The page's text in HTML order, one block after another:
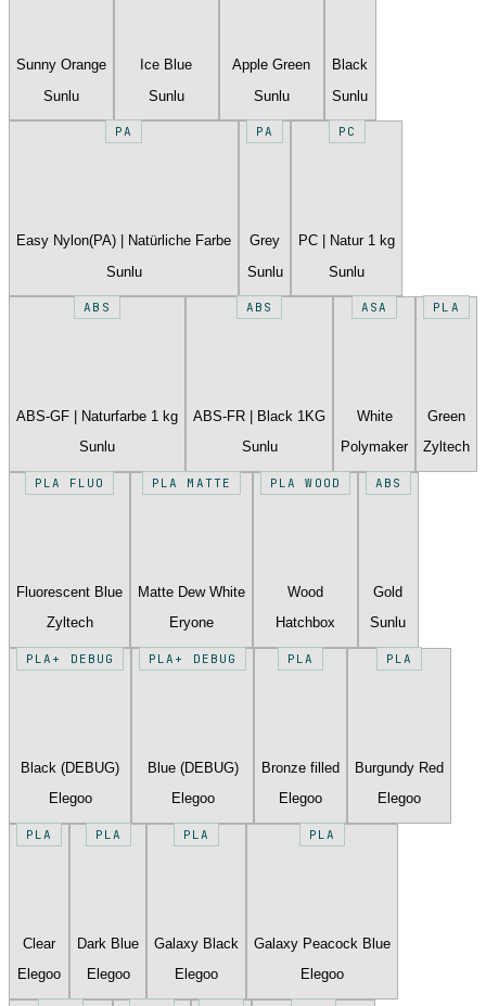
Sunny Orange
Sunlu
Ice Blue
Sunlu
Apple Green
Sunlu
Black
Sunlu
PA
Easy Nylon(PA) | Natürliche Farbe
Sunlu
PA
Grey
Sunlu
PC
PC | Natur 1 kg
Sunlu
ABS
ABS-GF | Naturfarbe 1 kg
Sunlu
ABS
ABS-FR | Black 1KG
Sunlu
ASA
White
Polymaker
PLA
Green
Zyltech
PLA FLUO
Fluorescent Blue
Zyltech
PLA MATTE
Matte Dew White
Eryone
PLA WOOD
Wood
Hatchbox
ABS
Gold
Sunlu
PLA+ DEBUG
Black (DEBUG)
Elegoo
PLA+ DEBUG
Blue (DEBUG)
Elegoo
PLA
Bronze filled
Elegoo
PLA
Burgundy Red
Elegoo
PLA
Clear
Elegoo
PLA
Dark Blue
Elegoo
PLA
Galaxy Black
Elegoo
PLA
Galaxy Peacock Blue
Elegoo